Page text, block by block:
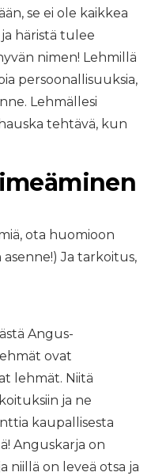
se ei ole kaikkea
häristä tulee
nimen! Lehmillä
persoonallisuuksia,
Lehmällesi
tehtävä, kun
ota huomioon
Ja tarkoitus,
Angus-
ovat
lehmät. Niitä
ja ne
kaupallisesta
Anguskarja on
niillä on leveä otsa ja